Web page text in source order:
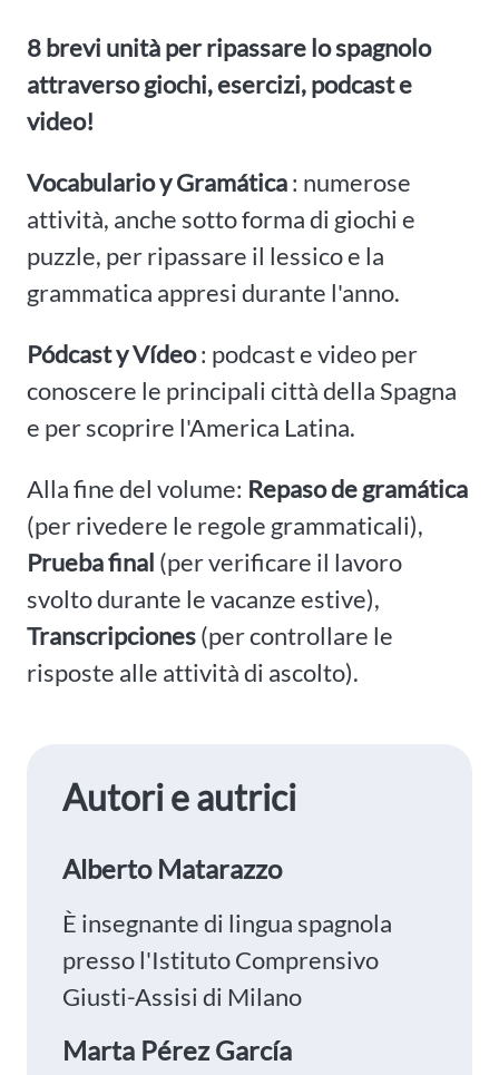
8 brevi unità per ripassare lo spagnolo
attraverso giochi, esercizi, podcast e
video!
Vocabulario y Gramática: numerose
attività, anche sotto forma di giochi e
puzzle, per ripassare il lessico e la
grammatica appresi durante l'anno.
Pódcast y Vídeo: podcast e video per
conoscere le principali città della Spagna
e per scoprire l'America Latina.
Alla fine del volume: Repaso de gramática
(per rivedere le regole grammaticali),
Prueba final (per verificare il lavoro
svolto durante le vacanze estive),
Transcripciones(per controllare le
risposte alle attività di ascolto).
Autori e autrici
Alberto Matarazzo
È insegnante di lingua spagnola
presso l'Istituto Comprensivo
Giusti-Assisi di Milano
Marta Pérez García